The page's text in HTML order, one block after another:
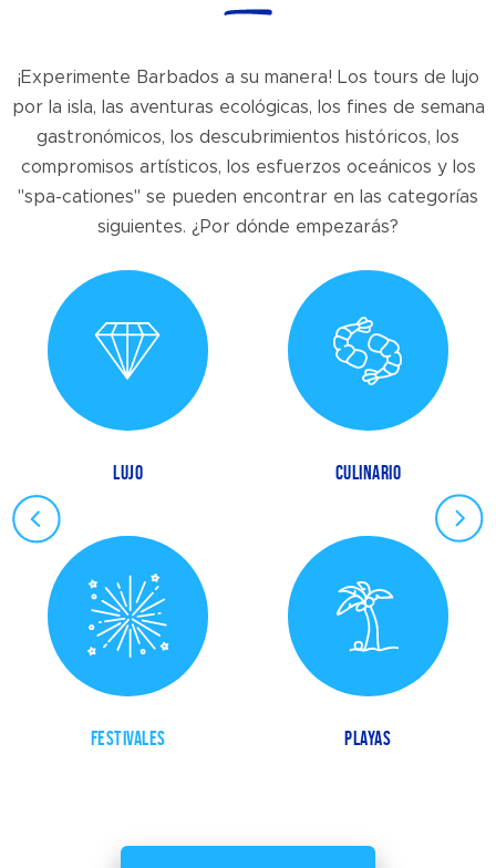
¡Experimente Barbados a su manera! Los tours de lujo
por la isla, las aventuras ecológicas, los fines de semana
gastronómicos, los descubrimientos históricos, los
compromisos artísticos, los esfuerzos oceánicos y los
"spa-cationes" se pueden encontrar en las categorías
siguientes. ¿Por dónde empezarás?
LUJO
FESTIVALES
CULINARIO
PLAYAS